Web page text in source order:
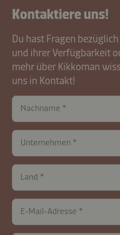
Kontaktiere uns!
Du hast Fragen
und ihrer Verfügbarkeit
mehr über Kikkoman
uns in Kontakt!
Nachname
Unternehmen
contactCH-
B2B-
26576-
XG8Lach4luyOt0
Land
E-Mail-Adresse